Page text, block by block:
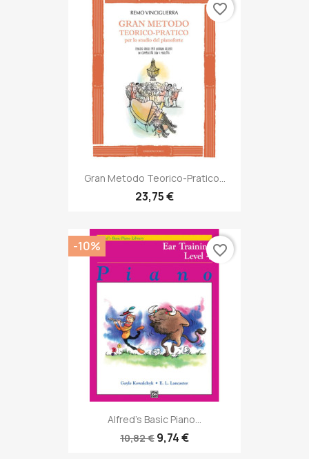
Gran Metodo Teorico-Pratico...
23,75 €
favorite_border
Alfred's Basic Piano...
10,82 € 9,74 €
-10% favorite_border